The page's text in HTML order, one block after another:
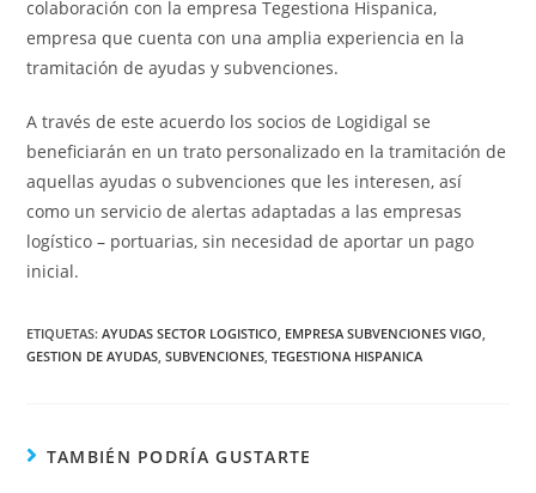
colaboración con la empresa Tegestiona Hispanica,
empresa que cuenta con una amplia experiencia en la
tramitación de ayudas y subvenciones.
A través de este acuerdo los socios de Logidigal se
beneficiarán en un trato personalizado en la tramitación de
aquellas ayudas o subvenciones que les interesen, así
como un servicio de alertas adaptadas a las empresas
logístico – portuarias, sin necesidad de aportar un pago
inicial.
ETIQUETAS:AYUDAS SECTOR LOGISTICO, EMPRESA SUBVENCIONES VIGO,
GESTION DE AYUDAS, SUBVENCIONES, TEGESTIONA HISPANICA
TAMBIÉN PODRÍA GUSTARTE